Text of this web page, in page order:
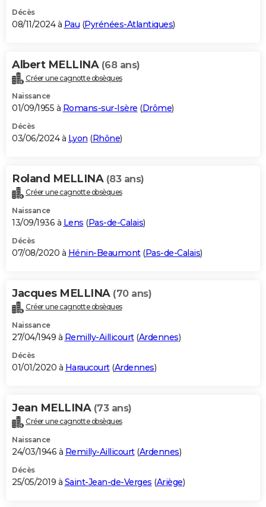
Décès
08/11/2024 à Pau (Pyrénées-Atlantiques)
Albert MELLINA (68 ans)
Créer une cagnotte obsèques
Naissance
01/09/1955 à Romans-sur-Isère (Drôme)
Décès
03/06/2024 à Lyon (Rhône)
Roland MELLINA (83 ans)
Créer une cagnotte obsèques
Naissance
13/09/1936 à Lens (Pas-de-Calais)
Décès
07/08/2020 à Hénin-Beaumont(Pas-de-Calais)
Jacques MELLINA (70 ans)
Créer une cagnotte obsèques
Naissance
27/04/1949 à Remilly-Aillicourt(Ardennes)
Décès
01/01/2020 à Haraucourt(Ardennes)
Jean MELLINA (73 ans)
Créer une cagnotte obsèques
Naissance
24/03/1946 à Remilly-Aillicourt(Ardennes)
Décès
25/05/2019 à Saint-Jean-de-Verges (Ariège)